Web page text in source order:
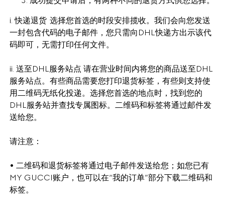
i. 快递退货 选择您首选的时段安排揽收。我们会向您发送
一封包含代码的电子邮件，您只需向DHL快递方出示该代
码即可，无需打印任何文件。
ii. 送至DHL服务站点 请在营业时间内将您的商品送至DHL
服务站点。有些商品需要您打印退货标签，有些则支持使
用二维码无纸化投递。选择您首选的地点时，找到您的
DHL服务站并查找专属图标。二维码和标签将通过邮件发
送给您。
请注意：
• 二维码和退货标签将通过电子邮件发送给您；如您已有
MY GUCCI账户，也可以在“我的订单”部分下载二维码和
标签。